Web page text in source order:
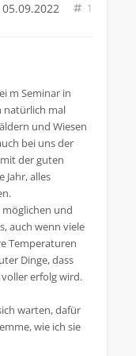
1
m Seminar in
natürlich mal
und Wiesen
bei uns der
der guten
Jahr, alles
und
auch wenn viele
Temperaturen
Dinge, dass
erfolg wird.
warten, dafür
wie ich sie